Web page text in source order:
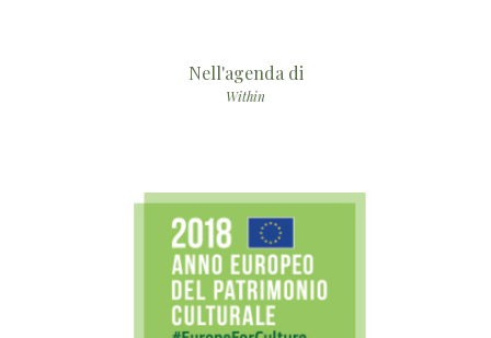
Nell'agenda di
Within